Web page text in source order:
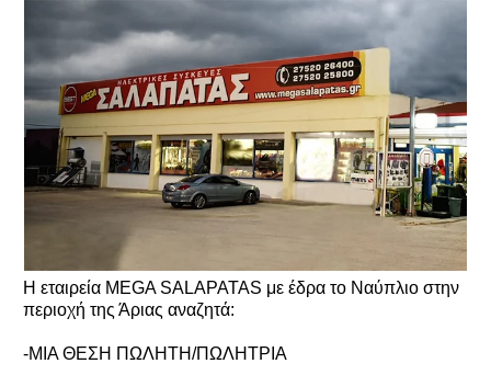
Η εταιρεία MEGA SALAPATAS με έδρα το Ναύπλιο στην
περιοχή της Άριας αναζητά:
-ΜΙΑ ΘΕΣΗ ΠΩΛΗΤΗ/ΠΩΛΗΤΡΙΑ